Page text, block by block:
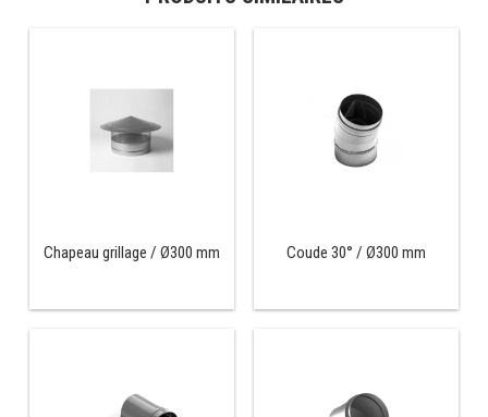
PROFONDEUR 300 INOX
PROFONDEUR 400 INOX
Chapeau grillage / Ø300 mm Coude 30° / Ø300 mm